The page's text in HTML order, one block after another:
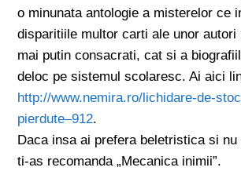
o minunata antologie a misterelor ce
disparitiile multor carti ale unor autori
mai putin consacrati, cat si a
deloc pe sistemul scolaresc. Ai aici
http://www.nemira.ro/lichidare-de-
pierdute–912.
Daca insa ai prefera beletristica si nu
ti-as recomanda „Mecanica inimii”.